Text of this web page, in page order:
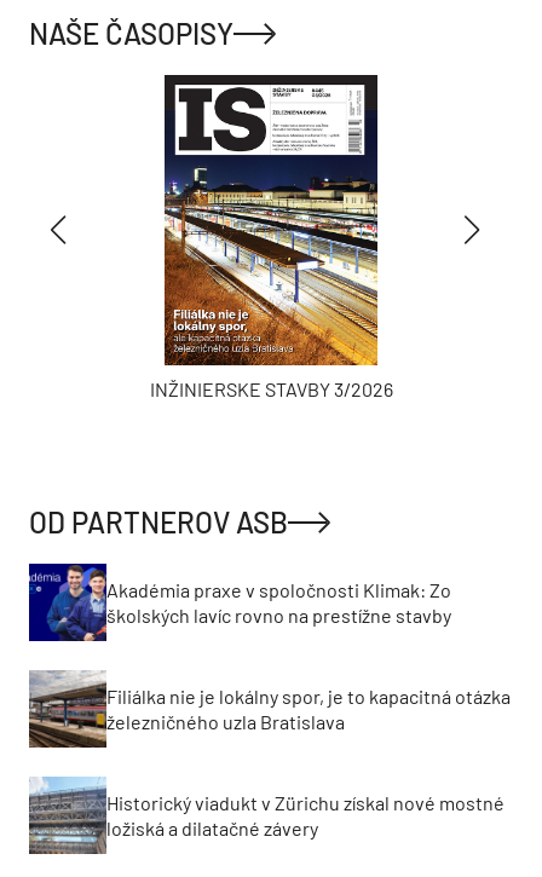
NAŠE ČASOPISY
INŽINIERSKE STAVBY 3/2026
OD PARTNEROV ASB
Akadémia praxe v spoločnosti Klimak: Zo
školských lavíc rovno na prestížne stavby
Filiálka nie je lokálny spor, je to kapacitná otázka
železničného uzla Bratislava
Historický viadukt v Zürichu získal nové mostné
ložiská a dilatačné závery